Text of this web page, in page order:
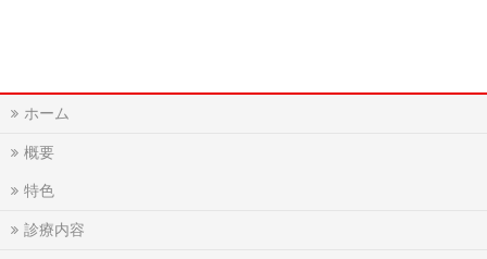
ホーム
概要
特色
診療内容